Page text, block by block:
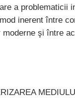
a problematicii
inerent între
şi între